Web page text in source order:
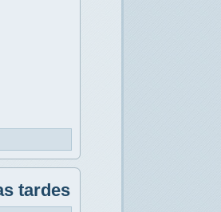
tardes